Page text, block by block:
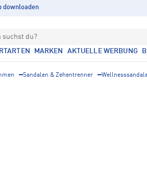
downloaden
suchst du?
MARKEN AKTUELLE WERBUNG
Sandalen & Zehentrenner